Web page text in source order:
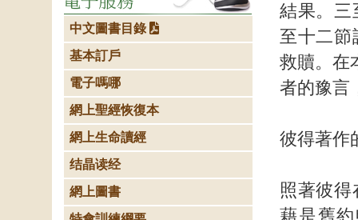
結果。三
至十二節
救贖。在
者的豫言
彼得著作
照著彼
藉是舊
中文圖書目錄
基本訂戶
電子嗎哪
網上聖經恢復本
網上生命讀經
结晶读经
網上圖書